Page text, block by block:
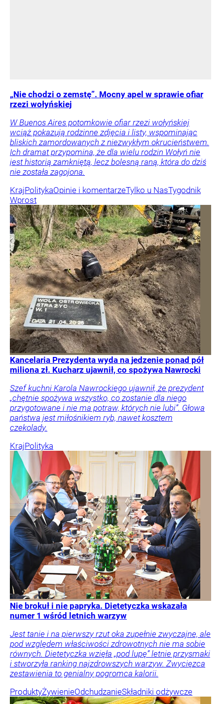
„Nie chodzi o zemstę”. Mocny apel w sprawie ofiar
rzezi wołyńskiej
W Buenos Aires potomkowie ofiar rzezi wołyńskiej
wciąż pokazują rodzinne zdjęcia i listy, wspominając
bliskich zamordowanych z niezwykłym okrucieństwem.
Ich dramat przypomina, że dla wielu rodzin Wołyń nie
jest historią zamkniętą, lecz bolesną raną, która do dziś
nie została zagojona.
KrajPolitykaOpinie i komentarzeTylko u NasTygodnik
Wprost
Kancelaria Prezydenta wyda na jedzenie ponad pół
miliona zł. Kucharz ujawnił, co spożywa Nawrocki
Szef kuchni Karola Nawrockiego ujawnił, że prezydent
„chętnie spożywa wszystko, co zostanie dla niego
przygotowane i nie ma potraw, których nie lubi”. Głowa
państwa jest miłośnikiem ryb, nawet kosztem
czekolady.
KrajPolityka
Nie brokuł i nie papryka. Dietetyczka wskazała
numer 1 wśród letnich warzyw
Jest tanie i na pierwszy rzut oka zupełnie zwyczajne, ale
pod względem właściwości zdrowotnych nie ma sobie
równych. Dietetyczka wzięła „pod lupę” letnie przysmaki
i stworzyła ranking najzdrowszych warzyw. Zwycięzca
zestawienia to genialny pogromca kalorii.
ProduktyŻywienieOdchudzanieSkładniki odżywcze